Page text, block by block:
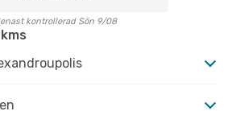
kontrollerad Sön 9/08